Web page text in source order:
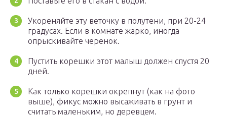
Укореняйте эту веточку в полутени, при 20-24
градусах. Если в комнате жарко, иногда
опрыскивайте черенок.
Пустить корешки этот малыш должен спустя 20
дней.
Как только корешки окрепнут (как на фото
выше), фикус можно высаживать в грунт и
считать маленьким, но деревцем.